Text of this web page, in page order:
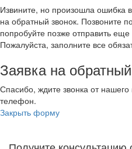
Извините, но произошла ошибка
на обратный звонок. Позвоните
попробуйте позже отправить
Пожалуйста, заполните все
Заявка на
Спасибо, ждите звонка от
телефон.
Закрыть форму